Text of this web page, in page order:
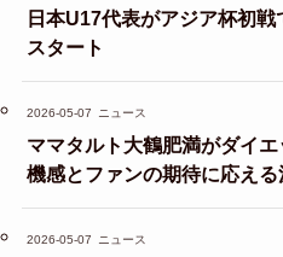
日本U17代表がアジア杯初
スタート
2026-05-07 ニュース
ママタルト大鶴肥満がダイ
機感とファンの期待に応える
2026-05-07 ニュース